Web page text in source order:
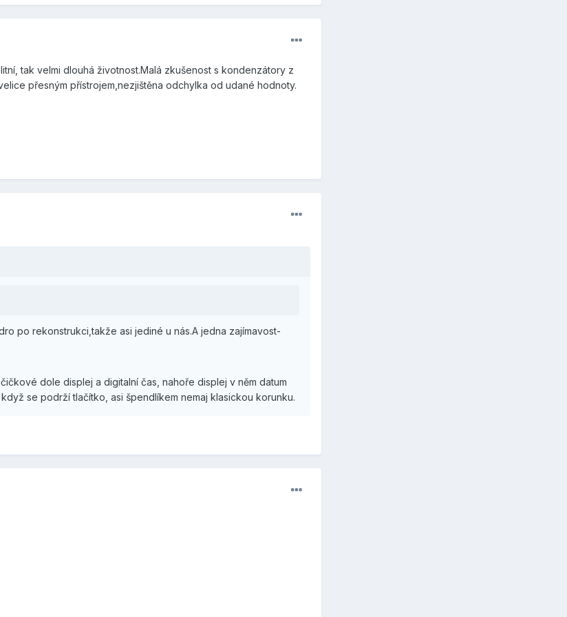
tak velmi dlouhá životnost.Malá zkušenost s kondenzátory z
přesným přístrojem,nezjištěna odchylka od udané hodnoty.
po rekonstrukci,takže asi jediné u nás.A jedna zajímavost-
dole displej a digitalní čas, nahoře displej v něm datum
se podrží tlačítko, asi špendlíkem nemaj klasickou korunku.